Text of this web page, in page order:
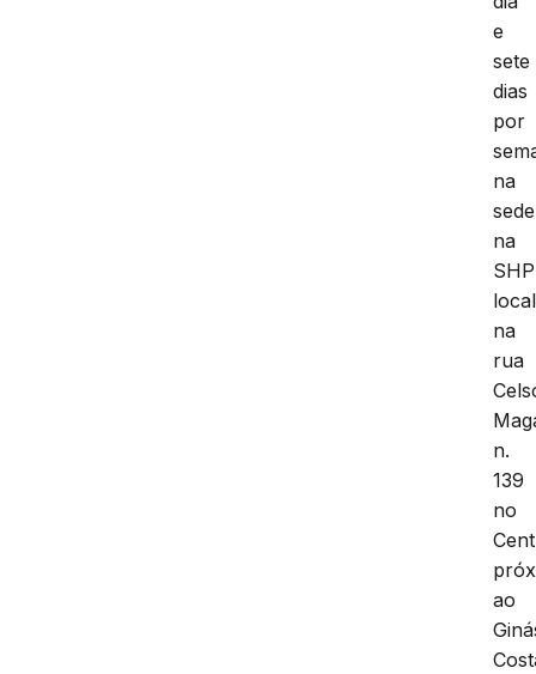
e
sete
dias
por
na
sede
na
na
rua
n.
139
no
ao